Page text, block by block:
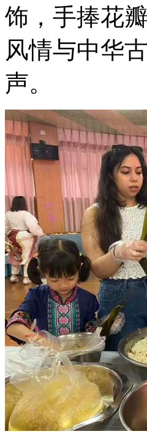
饰，手捧花
风情与中华
声。